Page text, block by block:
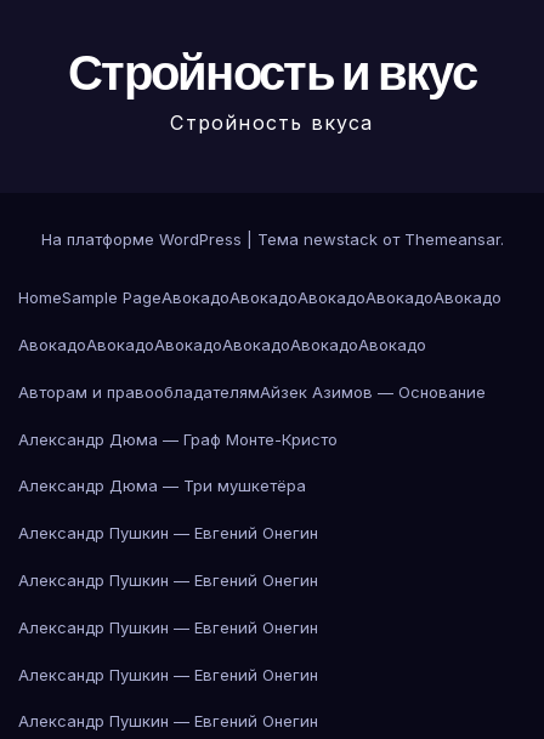
Стройность и вкус
Стройность вкуса
На платформе WordPress Тема newstack от Themeansar.
HomeSample PageАвокадоАвокадоАвокадоАвокадоАвокадо
АвокадоАвокадоАвокадоАвокадоАвокадоАвокадо
Авторам и правообладателямАйзек Азимов — Основание
Александр Дюма — Граф Монте-Кристо
Александр Дюма — Три мушкетёра
Александр Пушкин — Евгений Онегин
Александр Пушкин — Евгений Онегин
Александр Пушкин — Евгений Онегин
Александр Пушкин — Евгений Онегин
Александр Пушкин — Евгений Онегин